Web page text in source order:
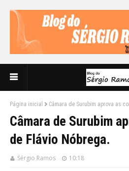
Página inicial Câmara de Surubim aprova as
Câmara de Surubim
de Flávio Nóbrega.
Sérgio Ramos 10:18